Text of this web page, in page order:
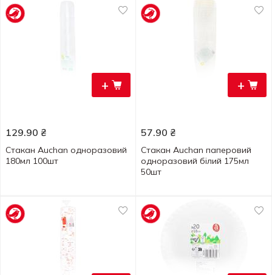
+
129.90 ₴
Стакан Auchan одноразовий
180мл 100шт
+
57.90 ₴
Стакан Auchan паперовий
одноразовий білий 175мл
50шт